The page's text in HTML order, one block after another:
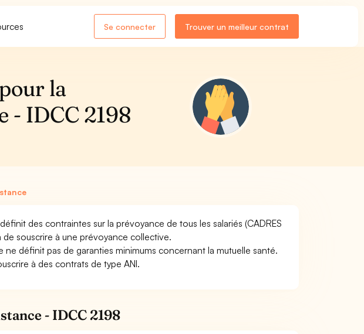
Se connecter Trouver un meilleur contrat
la
- IDCC 2198
des contraintes sur la prévoyance de tous les salariés (CADRES
de souscrire à une prévoyance collective.
définit pas de garanties minimums concernant la mutuelle santé.
à des contrats de type ANI.
- IDCC 2198